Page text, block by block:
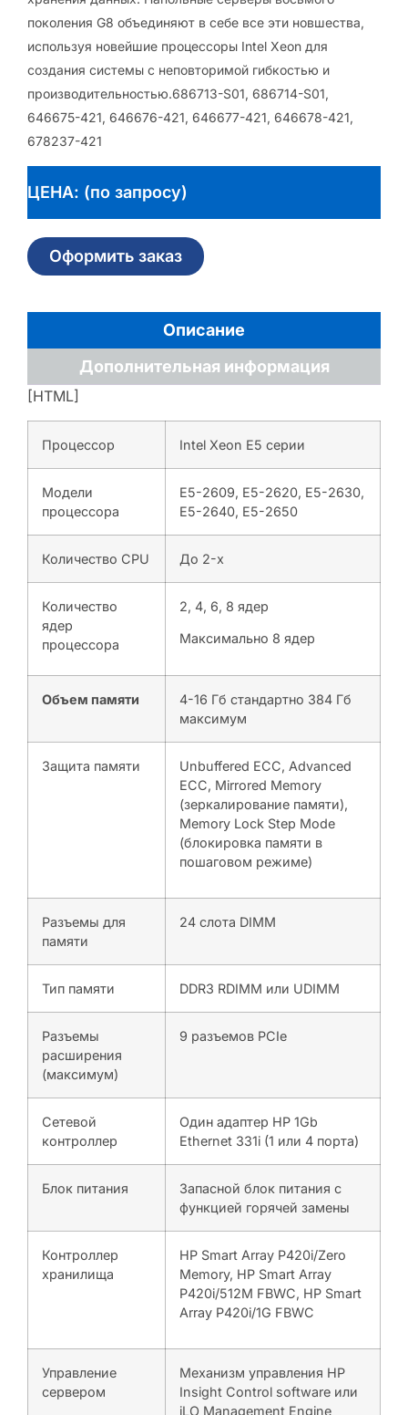
поколения G8 объединяют в себе все эти новшества,
используя новейшие процессоры Intel Xeon для
создания системы с неповторимой гибкостью и
производительностью.686713-S01, 686714-S01,
646675-421, 646676-421, 646677-421, 646678-421,
678237-421
ЦЕНА: (по запросу)
Оформить заказ
Описание
Дополнительная информация
[HTML]
Процессор Intel Xeon E5 серии
Модели
процессора
E5-2609, E5-2620, E5-2630,
E5-2640, E5-2650
Количество CPU До 2-х
Количество
ядер
процессора
2, 4, 6, 8 ядер
Максимально 8 ядер
Объем памяти
4-16 Гб стандартно 384 Гб
максимум
Защита памяти
Unbuffered ECC, Advanced
ECC, Mirrored Memory
(зеркалирование памяти),
Memory Lock Step Mode
(блокировка памяти в
пошаговом режиме)
Разъемы для
памяти
24 слота DIMM
Тип памяти DDR3 RDIMM или UDIMM
Разъемы
расширения
(максимум)
9 разъемов PCIe
Сетевой
контроллер
Один адаптер HP 1Gb
Ethernet 331i (1 или 4 порта)
Блок питания
Запасной блок питания с
функцией горячей замены
Контроллер
хранилища
HP Smart Array P420i/Zero
Memory, HP Smart Array
P420i/512M FBWC, HP Smart
Array P420i/1G FBWC
Управление
сервером
Механизм управления HP
Insight Control software или
iLO Management Engine